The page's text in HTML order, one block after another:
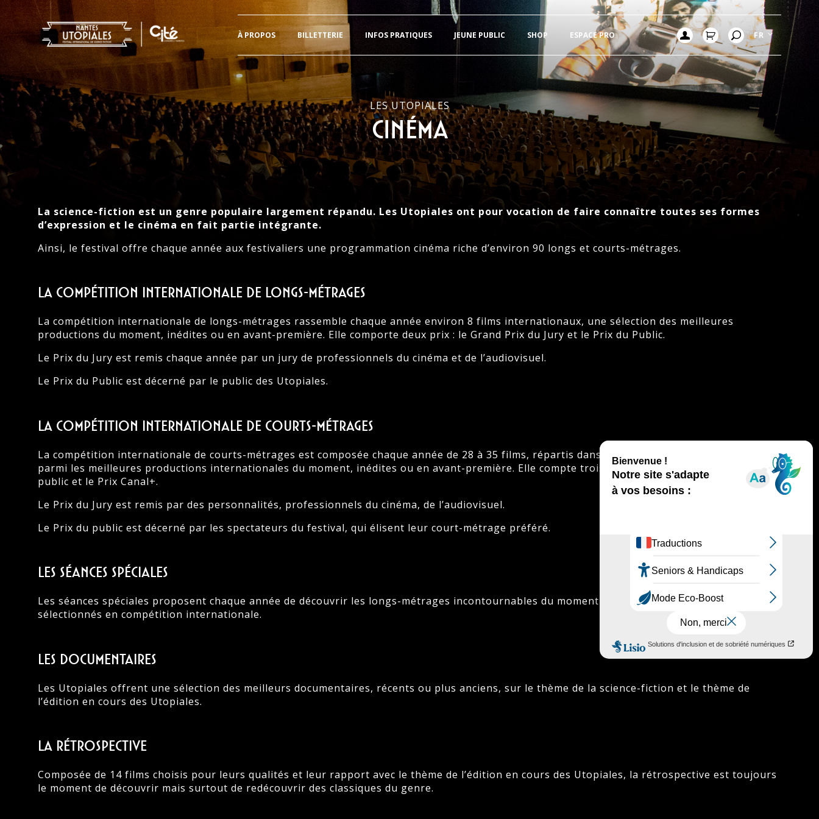
Aller
directement
au
contenu
Header
À PROPOS BILLETTERIE INFOS PRATIQUES JEUNE PUBLIC SHOP ESPACE PRO FR
LES UTOPIALES
Cinéma
La science-fiction est un genre populaire largement répandu. Les Utopiales ont pour vocation de faire connaître toutes ses formes
d’expression et le cinéma en fait partie intégrante.
Ainsi, le festival offre chaque année aux festivaliers une programmation cinéma riche d’environ 90 longs et courts-métrages.
La compétition internationale de longs-métrages
La compétition internationale de longs-métrages rassemble chaque année environ 8 films internationaux, une sélection des meilleures
productions du moment, inédites ou en avant-première. Elle comporte deux prix : le Grand Prix du Jury et le Prix du Public.
Le Prix du Jury est remis chaque année par un jury de professionnels du cinéma et de l’audiovisuel.
Le Prix du Public est décerné par le public des Utopiales.
La compétition internationale de courts-métrages
La compétition internationale de courts-métrages est composée chaque année de 28 à 35 films, répartis dans 4 à 5 sessions, et sélectionnés
parmi les meilleures productions internationales du moment, inédites ou en avant-première. Elle compte trois prix : le Prix du Jury, le Prix du
public et le Prix Canal+.
Le Prix du Jury est remis par des personnalités, professionnels du cinéma, de l’audiovisuel.
Le Prix du public est décerné par les spectateurs du festival, qui élisent leur court-métrage préféré.
Les séances spéciales
Les séances spéciales proposent chaque année de découvrir les longs-métrages incontournables du moment qui n’auraient pas été
sélectionnés en compétition internationale.
Les documentaires
Les Utopiales offrent une sélection des meilleurs documentaires, récents ou plus anciens, sur le thème de la science-fiction et le thème de
l’édition en cours des Utopiales.
La rétrospective
Composée de 14 films choisis pour leurs qualités et leur rapport avec le thème de l’édition en cours des Utopiales, la rétrospective est toujours
le moment de découvrir mais surtout de redécouvrir des classiques du genre.